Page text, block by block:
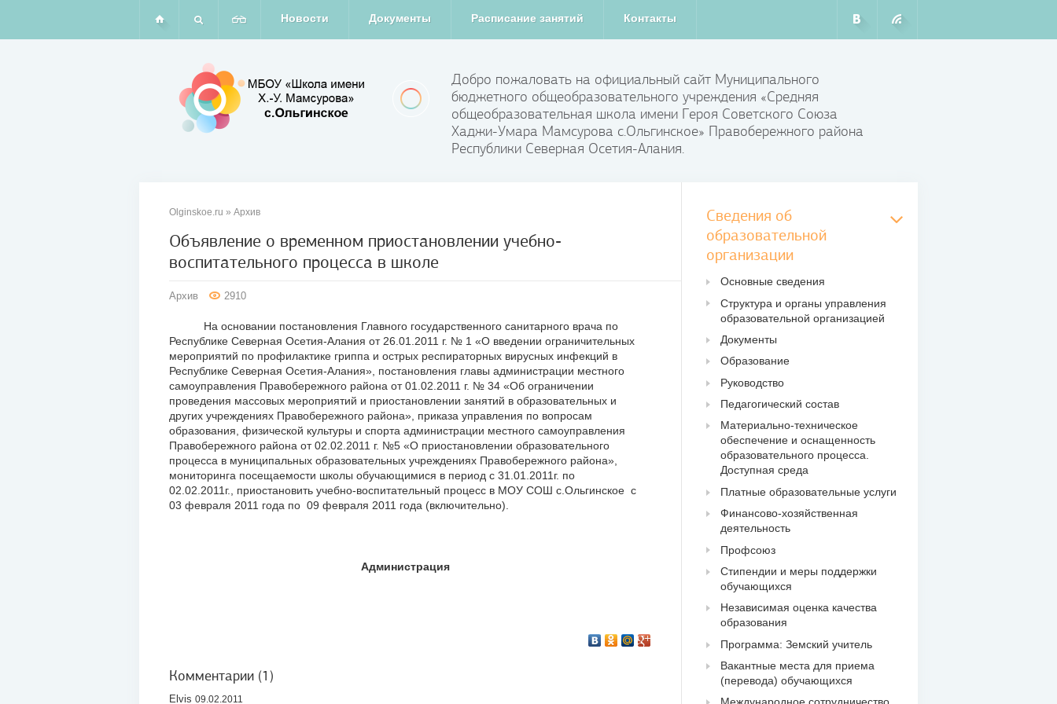
Новости Документы Расписание занятий Контакты
Добро пожаловать на официальный сайт Муниципального
бюджетного общеобразовательного учреждения «Средняя
общеобразовательная школа имени Героя Советского Союза
Хаджи-Умара Мамсурова с.Ольгинское» Правобережного района
Республики Северная Осетия-Алания.
Olginskoe.ru » Архив
Объявление о временном приостановлении учебно-
воспитательного процесса в школе
Архив 2910
На основании постановления Главного государственного санитарного врача по
Республике Северная Осетия-Алания от 26.01.2011 г. № 1 «О введении ограничительных
мероприятий по профилактике гриппа и острых респираторных вирусных инфекций в
Республике Северная Осетия-Алания», постановления главы администрации местного
самоуправления Правобережного района от 01.02.2011 г. № 34 «Об ограничении
проведения массовых мероприятий и приостановлении занятий в образовательных и
других учреждениях Правобережного района», приказа управления по вопросам
образования, физической культуры и спорта администрации местного самоуправления
Правобережного района от 02.02.2011 г. №5 «О приостановлении образовательного
процесса в муниципальных образовательных учреждениях Правобережного района»,
мониторинга посещаемости школы обучающимися в период с 31.01.2011г. по
02.02.2011г., приостановить учебно-воспитательный процесс в МОУ СОШ с.Ольгинское с
03 февраля 2011 года по 09 февраля 2011 года (включительно).
Администрация
Комментарии (1)
Elvis 09.02.2011
Сведения об
образовательной
организации
Основные сведения
Структура и органы управления
образовательной организацией
Документы
Образование
Руководство
Педагогический состав
Материально-техническое
обеспечение и оснащенность
образовательного процесса.
Доступная среда
Платные образовательные услуги
Финансово-хозяйственная
деятельность
Профсоюз
Стипендии и меры поддержки
обучающихся
Независимая оценка качества
образования
Программа: Земский учитель
Вакантные места для приема
(перевода) обучающихся